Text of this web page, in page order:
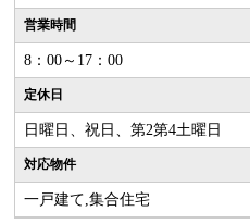
営業時間
8：00～17：00
定休日
日曜日、祝日、第2第4土曜日
対応物件
一戸建て,集合住宅